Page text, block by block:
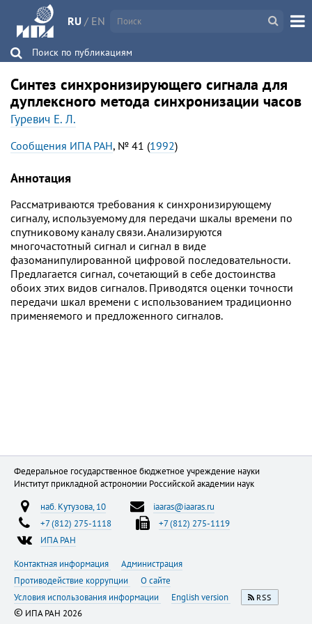
RU / EN
Поиск по публикациям
Синтез синхронизирующего сигнала для
дуплексного метода синхронизации часов
Гуревич Е. Л.
Сообщения ИПА РАН, № 41 (1992)
Аннотация
Рассматриваются требования к синхронизирующему
сигналу, используемому для передачи шкалы времени по
спутниковому каналу связи. Анализируются
многочастотный сигнал и сигнал в виде
фазоманипулированной цифровой последовательности.
Предлагается сигнал, сочетающий в себе достоинства
обоих этих видов сигналов. Приводятся оценки точности
передачи шкал времени с использованием традиционно
применяемого и предложенного сигналов.
Федеральное государственное бюджетное учреждение науки
Институт прикладной астрономии Российской академии наук
наб. Кутузова, 10
iaaras@iaaras.ru
+7 (812) 275-1118
+7 (812) 275-1119
ИПА РАН
Контактная информация
Администрация
Противодействие коррупции
О сайте
Условия использования информации
English version RSS
© ИПА РАН 2026